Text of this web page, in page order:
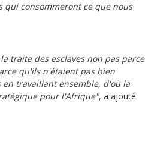
qui consommeront ce que nous
traite des esclaves non pas parce
qu'ils n'étaient pas bien
en travaillant ensemble, d'où la
pour l'Afrique", a ajouté